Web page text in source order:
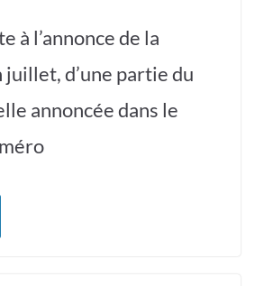
à l’annonce de la
d’une partie du
annoncée dans le